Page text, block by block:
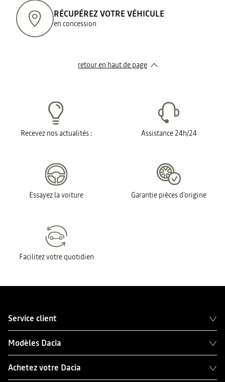
RÉCUPÉREZ VOTRE VÉHICULE
en concession
retour en haut de page​
Recevez nos actualités : Assistance 24h/24
Essayez la voiture Garantie pièces d'origine
Facilitez votre quotidien
Service client
Modèles Dacia
Achetez votre Dacia